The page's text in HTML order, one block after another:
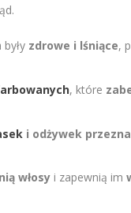
zdrowe i lśniące,
, które
i odżywek
włosy i zapewnią im